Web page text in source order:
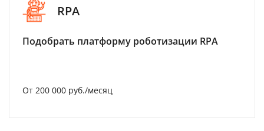
RPA
Подобрать платформу роботизации RPA
От 200 000 руб./месяц